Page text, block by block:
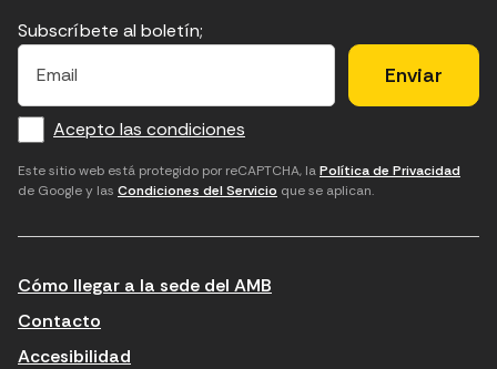
E
f
o
r
m
i
n
t
E
c
a
m
p
r
r
e
H
u
d
'
a
e
p
t
×
Subscríbete al boletín;
E
a
i
l
Acepto las condiciones
Este sitio web está protegido por reCAPTCHA, laPolítica de Privacidad
de Google y las Condiciones del Servicio que se aplican.
Cómo llegar a la sede del AMB
Contacto
Accesibilidad